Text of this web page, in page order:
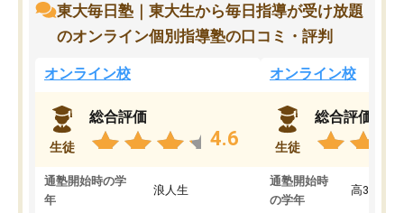
東大毎日塾｜東大生から毎日指導が受け放題
のオンライン個別指導塾の口コミ・評判
オンライン校
生徒
総合評価
4.6
通塾開始時の学
年
浪人生
オンライン校
生徒
総合評価
通塾開始時
の学年
高3